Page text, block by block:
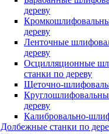
дереву
дереву
Ленточные
дереву
Осцилляционные
станки по дереву
Щеточно-
дереву
Калибровально-
Долбежные станки по